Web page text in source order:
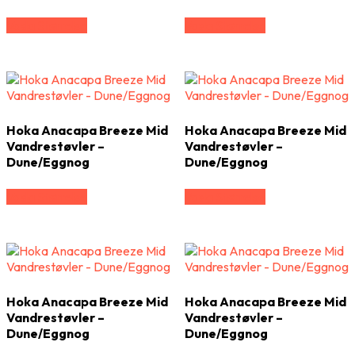
Hoka Anacapa Breeze Mid
Vandrestøvler –
Dune/Eggnog
Hoka Anacapa Breeze Mid
Vandrestøvler –
Dune/Eggnog
Hoka Anacapa Breeze Mid
Vandrestøvler –
Dune/Eggnog
Hoka Anacapa Breeze Mid
Vandrestøvler –
Dune/Eggnog